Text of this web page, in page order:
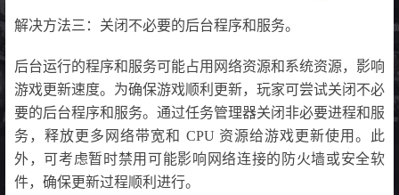
解决方法三：关闭不必要的后台程序和服务。
后台运行的程序和服务可能占用网络资源和系统资源，影响
游戏更新速度。为确保游戏顺利更新，玩家可尝试关闭不必
要的后台程序和服务。通过任务管理器关闭非必要进程和服
务，释放更多网络带宽和 CPU 资源给游戏更新使用。此
外，可考虑暂时禁用可能影响网络连接的防火墙或安全软
件，确保更新过程顺利进行。